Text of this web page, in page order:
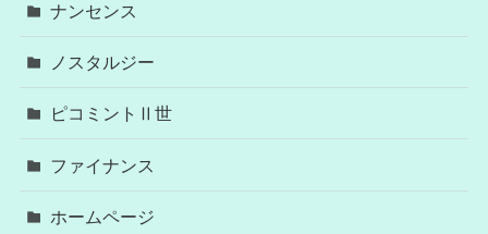
ナンセンス
ノスタルジー
ピコミントⅡ世
ファイナンス
ホームページ